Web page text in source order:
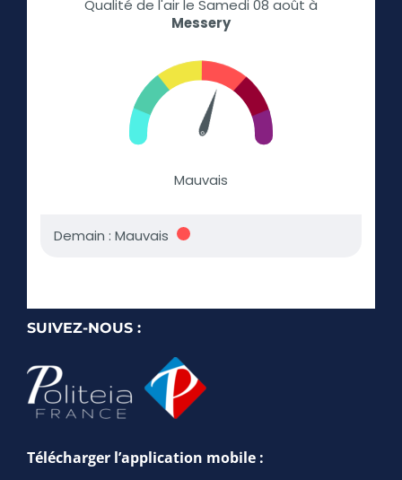
SUIVEZ-NOUS :
Télécharger l’application mobile :